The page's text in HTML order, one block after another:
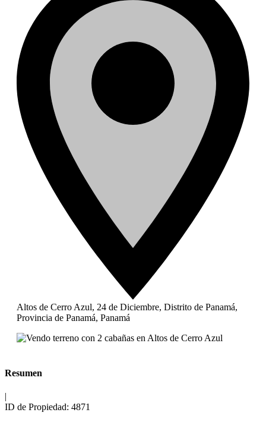
Altos de Cerro Azul, 24 de Diciembre, Distrito de Panamá,
Provincia de Panamá, Panamá
Resumen
|
ID de Propiedad: 4871